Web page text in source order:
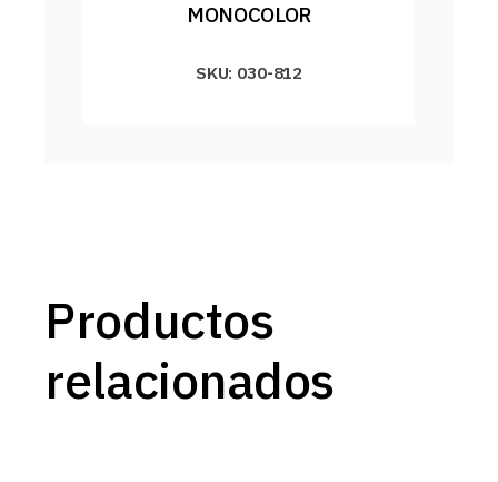
MONOCOLOR
SKU: 030-812
Productos
relacionados